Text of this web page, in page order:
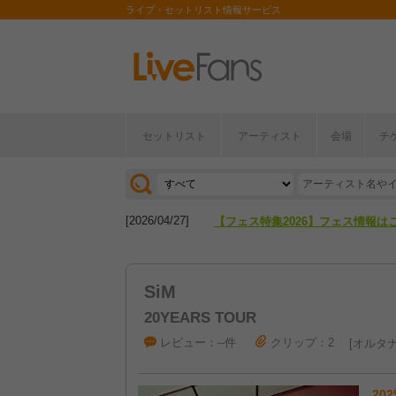
ライブ・セットリスト情報サービス
セットリスト アーティスト 会場 チ
[2026/07/28] 【ライブ動員ランキング】2026年
[2026/04/27] 【フェス特集2026】フェス情報は
SiM
20YEARS TOUR
レビュー：--件 クリップ：2 オルタ